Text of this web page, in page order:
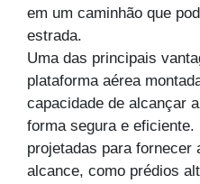
em um caminhão que
estrada.
Uma das principais
plataforma aérea
capacidade de alcançar
forma segura e
projetadas para
alcance, como prédios